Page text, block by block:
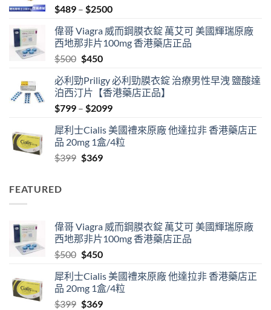
$489 – $2500Price
$489
through
偉哥 Viagra 威而鋼膜衣錠 萬艾可 美國輝瑞原廠
西地那非片100mg 香港藥店正品
$500 Original
was:
$500.
$450Current
is:
$450.
必利勁Priligy 必利勁膜衣錠 治療男性早洩 鹽酸達
泊西汀片【香港藥店正品】
$799 – $2099Price
$799
through
犀利士Cialis 美國禮來原廠 他達拉非 香港藥店正
品 20mg 1盒/4粒
$399 Original
$369Current
FEATURED
偉哥 Viagra 威而鋼膜衣錠 萬艾可 美國輝瑞原廠
西地那非片100mg 香港藥店正品
$500 Original
was:
$500.
$450Current
is:
$450.
犀利士Cialis 美國禮來原廠 他達拉非 香港藥店正
品 20mg 1盒/4粒
$399 Original
$369Current